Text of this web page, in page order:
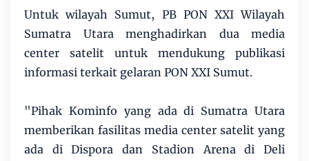
Untuk wilayah Sumut, PB PON XXI Wilayah
Sumatra Utara menghadirkan dua media
center satelit untuk mendukung publikasi
informasi terkait gelaran PON XXI Sumut.
"Pihak Kominfo yang ada di Sumatra Utara
memberikan fasilitas media center satelit yang
ada di Dispora dan Stadion Arena di Deli